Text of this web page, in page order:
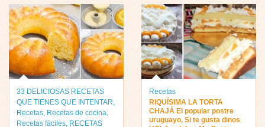
33 DELICIOSAS RECETAS
QUE TIENES QUE INTENTAR,
Recetas, Recetas de cocina,
Recetas fáciles, RECETAS
Recetas
RIQUÍSIMA LA TORTA
CHAJÁ El popular postre
uruguayo, Si te gusta dinos